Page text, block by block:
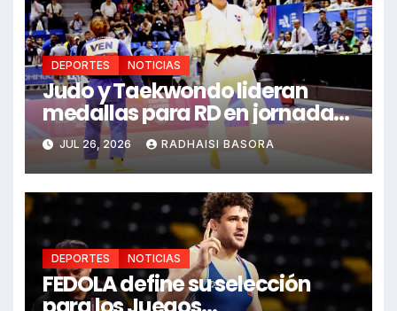
DEPORTES NOTICIAS
Judo y Taekwondo lideran
medallas para RD en jornada
de Juego Santo Domingo 2026
JUL 26, 2026 RADHAISI BASORA
DEPORTES NOTICIAS
FEDOLA define su selección